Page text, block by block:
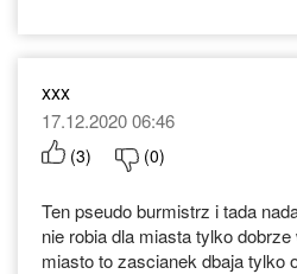
xxx
17.12.2020 06:46
(3) (0)
Ten pseudo burmistrz i tada
nie robia dla miasta tylko
miasto to zascianek dbaja tylko